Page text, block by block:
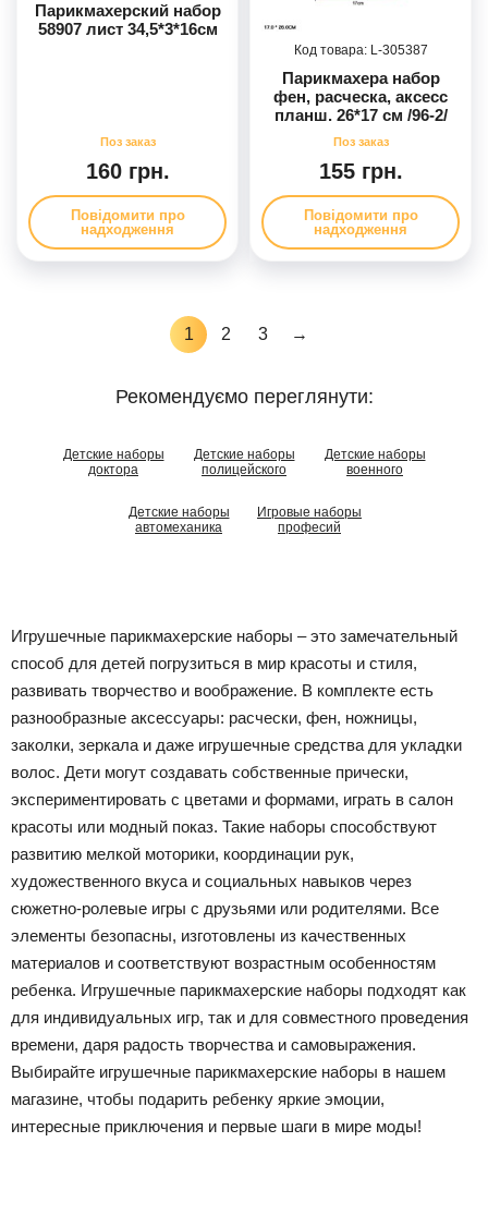
Парикмахерский набор
58907 лист 34,5*3*16см
160 грн.
Повідомити про
надходження
305387
Парикмахера набор
фен, расческа, аксесс
планш. 26*17 см /96-2/
155 грн.
Повідомити про
надходження
1 2 3 →
Рекомендуємо переглянути:
Детские наборы
доктора
Детские наборы
полицейского
Детские наборы
военного
Детские наборы
автомеханика
Игровые наборы
професий
Игрушечные парикмахерские наборы – это замечательный
способ для детей погрузиться в мир красоты и стиля,
развивать творчество и воображение. В комплекте есть
разнообразные аксессуары: расчески, фен, ножницы,
заколки, зеркала и даже игрушечные средства для укладки
волос. Дети могут создавать собственные прически,
экспериментировать с цветами и формами, играть в салон
красоты или модный показ. Такие наборы способствуют
развитию мелкой моторики, координации рук,
художественного вкуса и социальных навыков через
сюжетно-ролевые игры с друзьями или родителями. Все
элементы безопасны, изготовлены из качественных
материалов и соответствуют возрастным особенностям
ребенка. Игрушечные парикмахерские наборы подходят как
для индивидуальных игр, так и для совместного проведения
времени, даря радость творчества и самовыражения.
Выбирайте игрушечные парикмахерские наборы в нашем
магазине, чтобы подарить ребенку яркие эмоции,
интересные приключения и первые шаги в мире моды!